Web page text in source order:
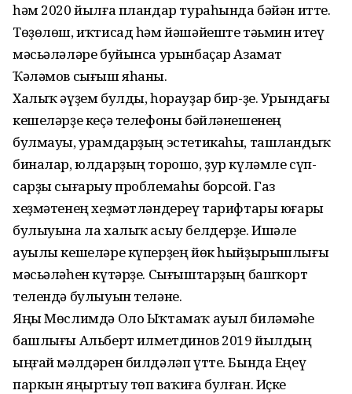
һәм 2020 йылға пландар тураһында бәйән итте.
Төҙөлөш, иҡтисад һәм йәшәйеште тәьмин итеү
мәсьәләләре буйынса урынбаҫар Азамат
Ҡәләмов сығыш яһаны.
Халыҡ әүҙем булды, һорауҙар бир-ҙе. Урындағы
кешеләрҙе кеҫә телефоны бәйләнешенең
булмауы, урамдарҙың эстетикаһы, ташландыҡ
биналар, юлдарҙың торошо, ҙур күләмле сүп-
сарҙы сығарыу проблемаһы борсой. Газ
хеҙмәтенең хеҙмәтләндереү тарифтары юғары
булыуына ла халыҡ асыу белдерҙе. Ишәле
ауылы кешеләре күперҙең йөк һыйҙырышлығы
мәсьәләһен күтәрҙе. Сығыштарҙың башҡорт
телендә булыуын теләне.
Яңы Мөслимдә Оло Ыҡтамаҡ ауыл биләмәһе
башлығы Альберт Ғилметдинов 2019 йылдың
ыңғай мәлдәрен билдәләп үтте. Бында Еңеү
паркын яңыртыу төп ваҡиға булған. Иҫке